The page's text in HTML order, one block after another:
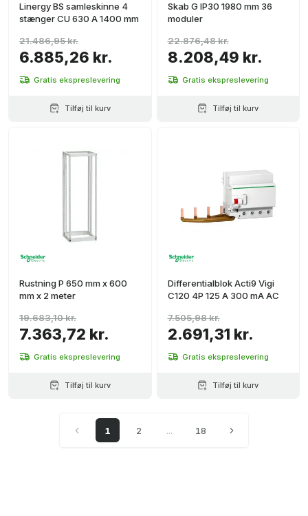
Linergy BS samleskinne 4
stænger CU 630 A 1400 mm
6.885,26 kr.
21.486,95 kr.
Gratis ekspreslevering
Tilføj til kurv
Skab G IP30 1980 mm 36
moduler
8.208,49 kr.
22.876,48 kr.
Gratis ekspreslevering
Tilføj til kurv
Rustning P 650 mm x 600
mm x 2 meter
7.363,72 kr.
19.683,10 kr.
Gratis ekspreslevering
Tilføj til kurv
Differentialblok Acti9 Vigi
C120 4P 125 A 300 mA AC
2.691,31 kr.
7.505,98 kr.
Gratis ekspreslevering
Tilføj til kurv
1 2 ... 18